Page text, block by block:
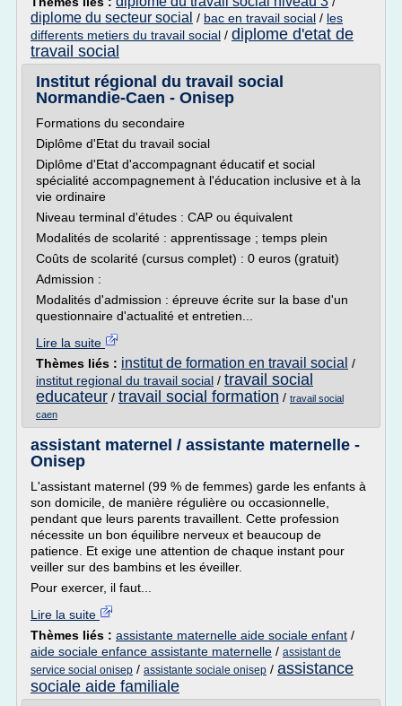
diplome du secteur social / bac en travail social / les
differents metiers du travail social / diplome d'etat de
travail social
Institut régional du travail social
Normandie-Caen - Onisep
Formations du secondaire
Diplôme d'Etat du travail social
Diplôme d'Etat d'accompagnant éducatif et social
spécialité accompagnement à l'éducation inclusive et à la
vie ordinaire
Niveau terminal d'études : CAP ou équivalent
Modalités de scolarité : apprentissage ; temps plein
Coûts de scolarité (cursus complet) : 0 euros (gratuit)
Admission :
Modalités d'admission : épreuve écrite sur la base d'un
questionnaire d'actualité et entretien...
Lire la suite
Thèmes liés : institut de formation en travail social /
institut regional du travail social / travail social
educateur / travail social formation / travail social
caen
assistant maternel / assistante maternelle -
Onisep
L'assistant maternel (99 % de femmes) garde les enfants à
son domicile, de manière régulière ou occasionnelle,
pendant que leurs parents travaillent. Cette profession
nécessite un bon équilibre nerveux et beaucoup de
patience. Et exige une attention de chaque instant pour
veiller sur des bambins et les éveiller.
Pour exercer, il faut...
Lire la suite
Thèmes liés : assistante maternelle aide sociale enfant /
aide sociale enfance assistante maternelle / assistant de
service social onisep / assistante sociale onisep / assistance
sociale aide familiale